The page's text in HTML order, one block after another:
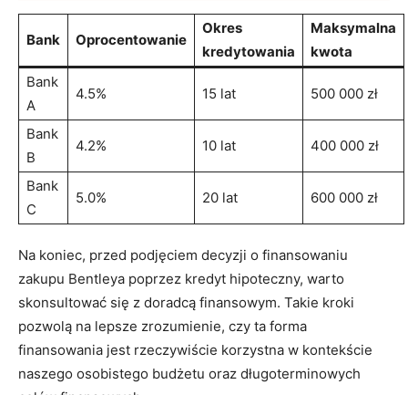
Bank Oprocentowanie
Okres
kredytowania
Maksymalna
⁢kwota
Bank
A
4.5% 15 lat 500 000 zł
Bank
B
4.2% 10 lat 400​ 000 zł
Bank
C
5.0% 20 lat 600 000 zł
Na koniec, przed podjęciem decyzji​ o ​finansowaniu
‌zakupu Bentleya ‌poprzez kredyt ⁣hipoteczny,‌ warto
skonsultować ‍się z doradcą finansowym. Takie⁢ kroki
pozwolą na ⁣lepsze zrozumienie, czy ta forma
⁢finansowania jest rzeczywiście korzystna w kontekście
‍naszego osobistego budżetu oraz długoterminowych